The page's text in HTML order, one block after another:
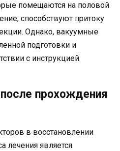
помещаются на половой
способствуют притоку
Однако, вакуумные
подготовки и
с инструкцией.
прохождения
в восстановлении
лечения является